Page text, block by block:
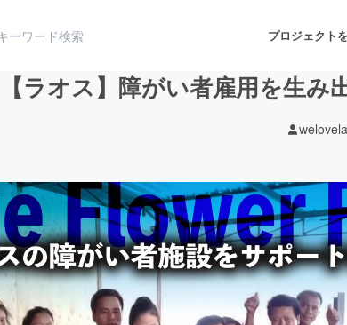
プロジェクト
アート・写真 音楽
テクノロジー・ガジェット ゲーム・サービス
映像・映画 書籍・雑誌出版
【ラオス】障がい者雇用を生